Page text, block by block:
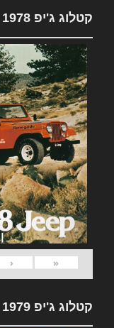
קטלוג ג'יפ 1978
«
‹
קטלוג ג'יפ 1979